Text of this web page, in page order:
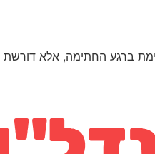
ברגע החתימה, אלא דורשת